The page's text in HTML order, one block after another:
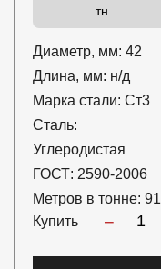
тн
Диаметр, мм: 42
Длина, мм: н/д
Марка стали: Ст3
Сталь:
Углеродистая
ГОСТ: 2590-2006
Метров в тонне: 91
Купить
−